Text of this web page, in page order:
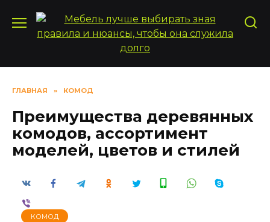
содержанию
ГЛАВНАЯ » КОМОД
Преимущества деревянных
комодов, ассортимент
моделей, цветов и стилей
КОМОД